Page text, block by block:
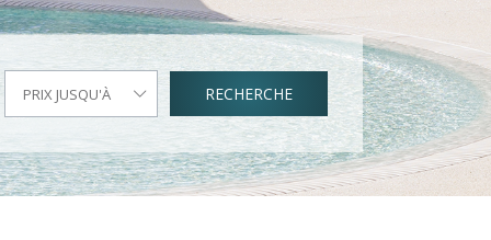
PRIX JUSQU'À RECHERCHE